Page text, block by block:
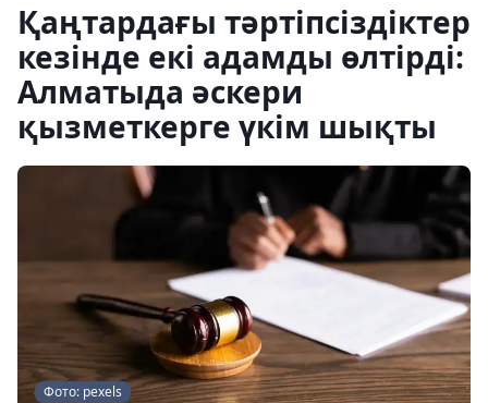
Қаңтардағы тәртіпсіздіктер
кезінде екі адамды өлтірді:
Алматыда әскери
қызметкерге үкім шықты
Фото: pexels